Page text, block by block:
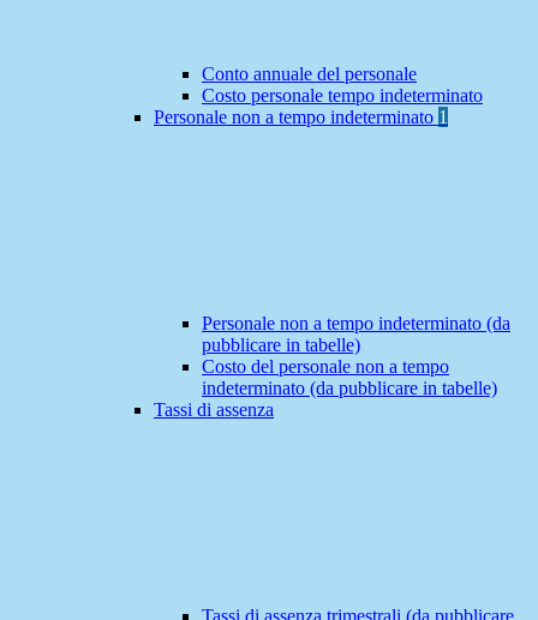
Conto annuale del personale
Costo personale tempo indeterminato
Personale non a tempo indeterminato 1
Personale non a tempo indeterminato (da
pubblicare in tabelle)
Costo del personale non a tempo
indeterminato (da pubblicare in tabelle)
Tassi di assenza